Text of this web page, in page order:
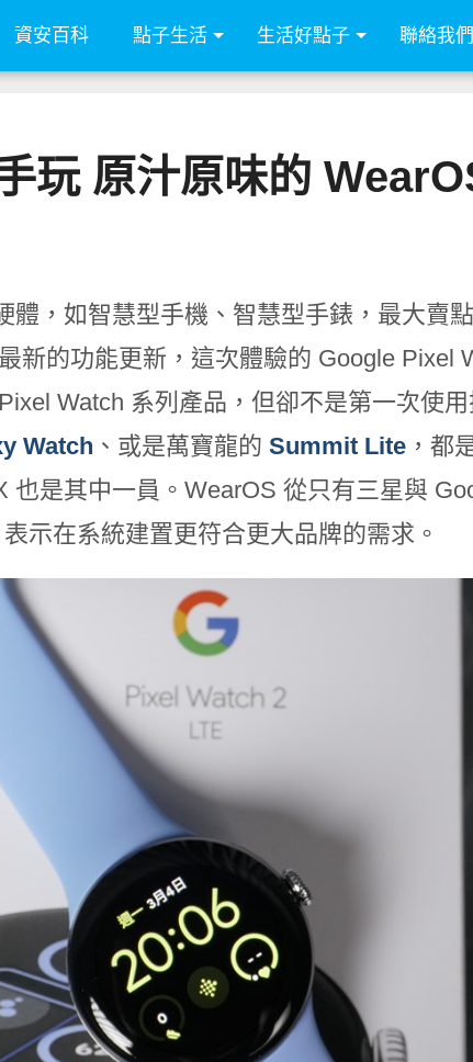
資安百科 點子生活 生活好點子 聯絡我們
玩 原汁原味的
體，如智慧型手機、智慧型手錶，最大賣
新的功能更新，這次體驗的 Google Pixel
Watch 系列產品，但卻不是第一次使
Watch 、或是萬寶龍的 Summit Lite，都
也是其中一員。WearOS 從只有三星與
示在系統建置更符合更大品牌的需求。